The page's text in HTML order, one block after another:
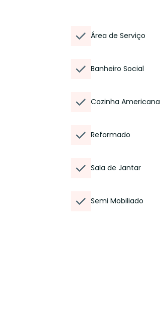
Área de Serviço
Banheiro Social
Cozinha Americana
Reformado
Sala de Jantar
Semi Mobiliado